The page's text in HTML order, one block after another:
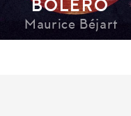
BOLÉRO
Maurice Béjart